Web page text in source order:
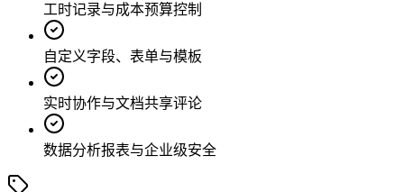
工时记录与成本预算控制
自定义字段、表单与模板
实时协作与文档共享评论
数据分析报表与企业级安全